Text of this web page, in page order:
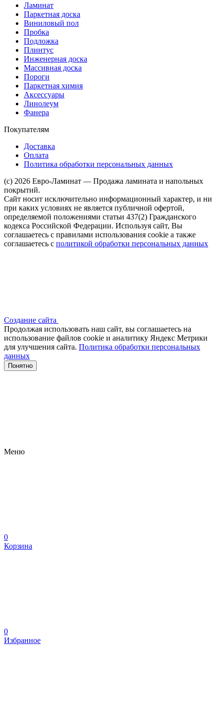
Ламинат
Паркетная доска
Виниловый пол
Пробка
Подложка
Плинтус
Инженерная доска
Массивная доска
Пороги
Паркетная химия
Аксессуары
Линолеум
Фанера
Покупателям
Доставка
Оплата
Политика обработки персональных данных
(c) 2026 Евро-Ламинат — Продажа ламината и напольных
покрытий.
Сайт носит исключительно информационный характер, и ни
при каких условиях не является публичной офертой,
определяемой положениями статьи 437(2) Гражданского
кодекса Российской Федерации. Используя сайт, Вы
соглашаетесь с правилами использования cookie а также
соглашаетесь с политикой обработки персональных данных
Создание сайта
Продолжая использовать наш сайт, вы соглашаетесь на
использование файлов сооkіе и аналитику Яндекс Метрики
для улучшения сайта. Политика обработки персональных
данных
Понятно
Меню
0
Корзина
0
Избранное